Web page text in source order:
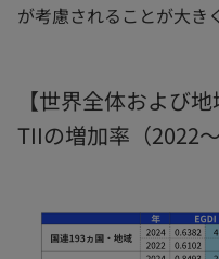
が考慮されることが大き
【世界全体および
TIIの増加率（2022